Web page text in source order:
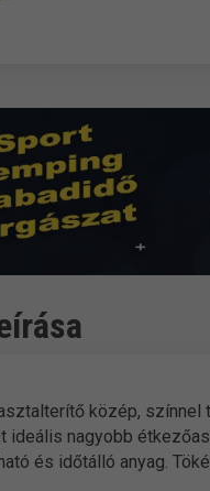
közép,
ideális nagyobb
és időtálló anyag.